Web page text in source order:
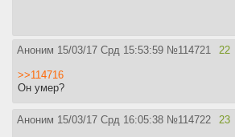
Аноним 15/03/17 Срд 15:53:59 №114721 22
>>114716
Он умер?
Аноним 15/03/17 Срд 16:05:38 №114722 23